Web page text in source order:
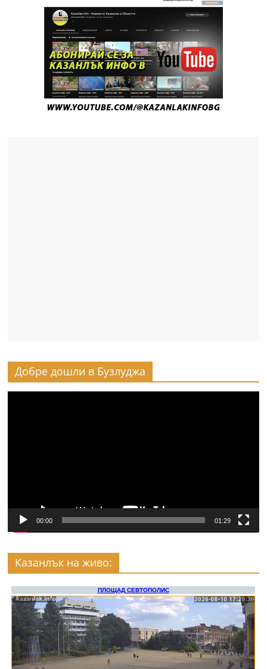
Добре дошли в Бузлуджа
00:00 01:29
Казанлък на живо: